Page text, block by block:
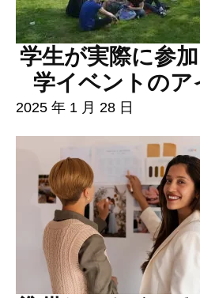
学生が実際に参
学イベントのア
2025 年 1 月 28 日